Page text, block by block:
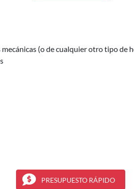
(o de cualquier otro tipo de
PRESUPUESTO RÁPIDO